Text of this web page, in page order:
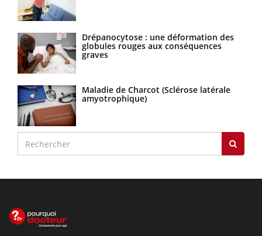
Drépanocytose : une déformation des
globules rouges aux conséquences
graves
Maladie de Charcot (Sclérose latérale
amyotrophique)